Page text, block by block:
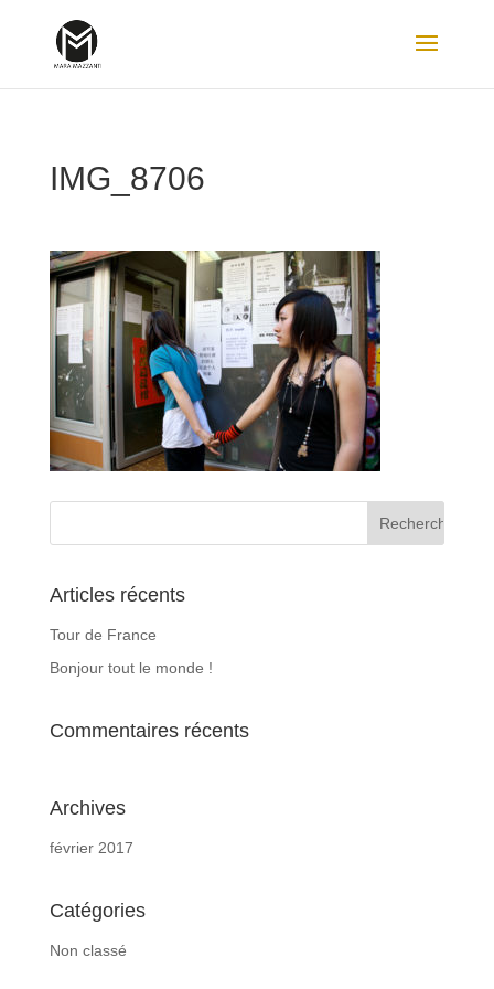
IMG_8706
Articles récents
Tour de France
Bonjour tout le monde !
Commentaires récents
Archives
février 2017
Catégories
Non classé